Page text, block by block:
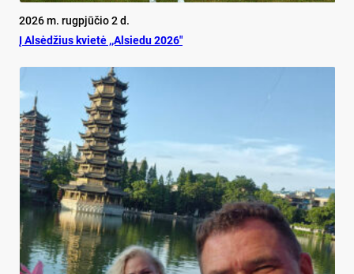
2026 m. rugpjūčio 2 d.
Į Alsėdžius kvietė ,,Alsiedu 2026″